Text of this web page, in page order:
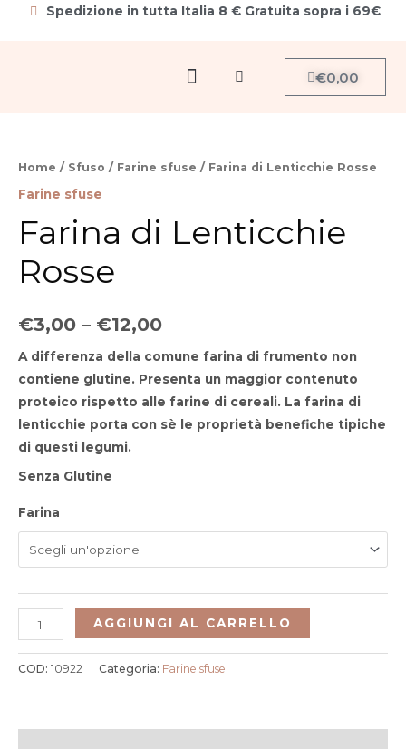
Spedizione in tutta Italia 8 € Gratuita sopra i 69€
MenuCerca
€0,00
Carrello
Home / Sfuso / Farine sfuse / Farina di Lenticchie Rosse
Farine sfuse
Farina di Lenticchie
Rosse
€3,00 – €12,00
A differenza della comune farina di frumento non
contiene glutine. Presenta un maggior contenuto
proteico rispetto alle farine di cereali. La farina di
lenticchie porta con sè le proprietà benefiche tipiche
di questi legumi.
Senza Glutine
Farina
di
Lenticchie
quantità
AGGIUNGI AL CARRELLO
COD: 10922 Categoria: Farine sfuse